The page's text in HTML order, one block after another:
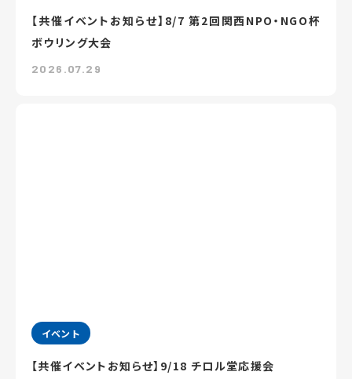
【共催イベントお知らせ】8/7 第2回関西NPO・NGO杯
ボウリング大会
2026.07.29
イベント
【共催イベントお知らせ】9/18 チロル堂応援会